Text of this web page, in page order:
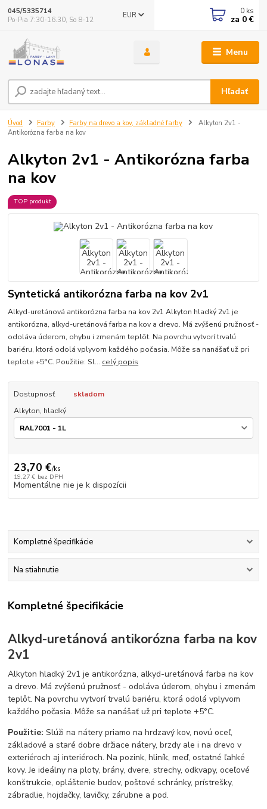
Menu
EUR
Hľadať
045/5335714
Po-Pia 7:30-16.30, So 8-12
0 ks
za 0 €
Úvod Farby Farby na drevo a kov, základné farby
Alkyton 2v1 -
Antikorózna farba na kov
Alkyton 2v1 - Antikorózna farba
na kov
TOP produkt
Syntetická antikorózna farba na kov 2v1
Alkyd-uretánová antikorózna farba na kov 2v1 Alkyton hladký 2v1 je
antikorózna, alkyd-uretánová farba na kov a drevo. Má zvýšenú pružnosť -
odoláva úderom, ohybu i zmenám teplôt. Na povrchu vytvorí trvalú
bariéru, ktorá odolá vplyvom každého počasia. Môže sa nanášať už pri
teplote +5°C. Použitie: Sl... celý popis
Dostupnosť
skladom
Alkyton, hladký
23,70 €/ks
19,27 € bez DPH
Momentálne nie je k dispozícii
Kompletné špecifikácie
Na stiahnutie
Kompletné špecifikácie
Alkyd-uretánová antikorózna farba na kov
2v1
Alkyton hladký 2v1 je antikorózna, alkyd-uretánová farba na kov
a drevo. Má zvýšenú pružnosť - odoláva úderom, ohybu i zmenám
teplôt. Na povrchu vytvorí trvalú bariéru, ktorá odolá vplyvom
každého počasia. Môže sa nanášať už pri teplote +5°C.
Použitie: Slúži na nátery priamo na hrdzavý kov, novú oceľ,
základové a staré dobre držiace nátery, brzdy ale i na drevo v
exteriéroch aj interiéroch. Na pozink, hliník, meď, ostatné ľahké
kovy.Je ideálny na ploty, brány, dvere, strechy, odkvapy, oceľové
konštrukcie, opláštenie budov, poštové schránky, prístrešky,
zábradlie, hojdačky, lavičky, zárubne a pod.